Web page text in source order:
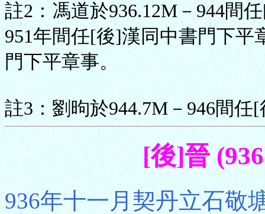
註2：馮道於936.12M－944間
951年間任[後]漢同中書門下平
門下平章事。
註3：劉昫於944.7M－946間
[後]晉
936年十一月契丹立石敬